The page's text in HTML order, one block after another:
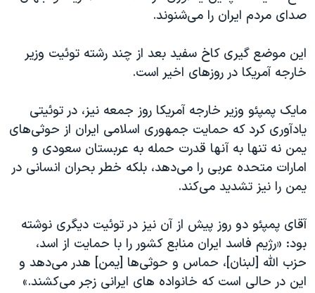
صدای مردم ایران را می‌شنوند.
این موضع گیری کاخ سفید بعد از چند رشته توئیت وزیر
خارجه آمریکا در روزهای اخیر است.
مایک پمپئو وزیر خارجه آمریکا روز جمعه نیز، در توئیتی
یادآوری کرد که حمایت جمهوری اسلامی ایران از حوثی‌های
یمن نه تنها به آنها قدرت حمله به عربستان سعودی و
امارات متحده عربی را می‌دهد، بلکه خطر بحران انسانی در
یمن را نیز تشدید می‌کند.
آقای پمپئو دو روز پیش از آن نیز در توئیت دیگری نوشته
بود: «رژيم فاسد ايران منابع کشور را با حمایت از اسد،
حزب الله [لبنان]، حماس و حوثی‌ها [یمن] هدر می‌دهد و
این در حالی است که خانواده های ايرانی زجر می‌کشند.»